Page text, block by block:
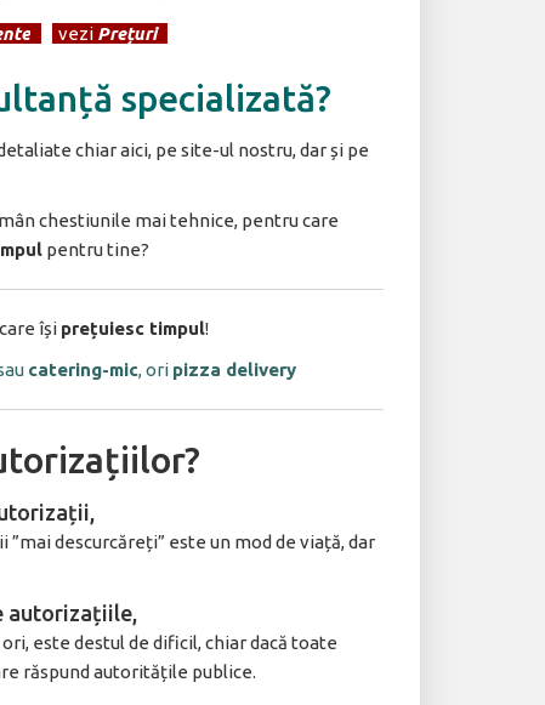
vezi Prețuri
specializată?
chiar aici, pe site-ul nostru, dar și pe
chestiunile mai tehnice, pentru care
pentru tine?
își prețuiesc timpul!
catering-mic, ori pizza delivery
descurcăreți” este un mod de viață, dar
autorizațiile,
este destul de dificil, chiar dacă toate
răspund autoritățile publice.